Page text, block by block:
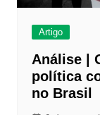
Artigo
Análise |
política
no Brasil